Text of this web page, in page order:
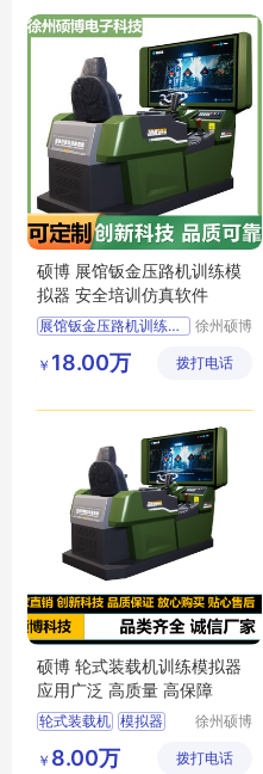
硕博 展馆钣金压路机训练模
拟器 安全培训仿真软件
展馆钣金压路机训练模拟器
训练模拟器
徐州硕博
有限公司
￥ 18.00万 拨打电话
硕博 轮式装载机训练模拟器
应用广泛 高质量 高保障
轮式装载机 模拟器
模拟实训设备
徐州硕博
有限公司
￥ 8.00万 拨打电话